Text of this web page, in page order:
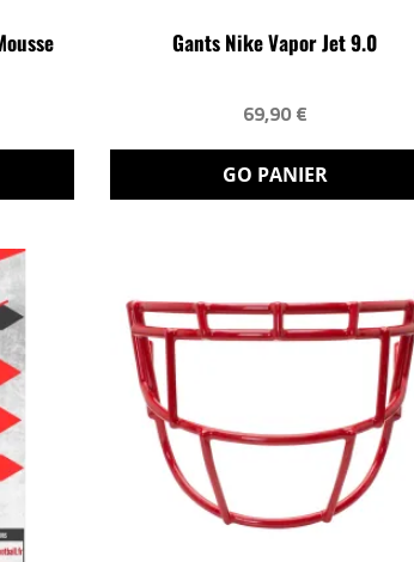
Gants Nike Vapor Jet 9.0
69,90 €
GO PANIER